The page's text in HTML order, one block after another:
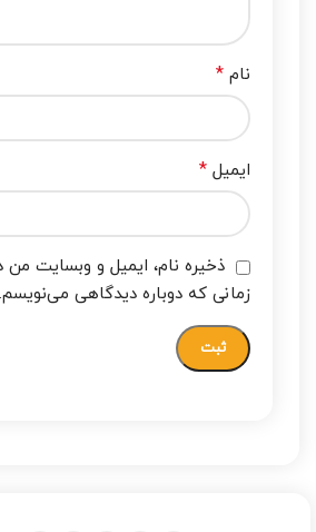
نام *
ایمیل *
ذخیره نام، ایمیل و وبسایت من
زمانی که دوباره دیدگاهی می‌نویسم.